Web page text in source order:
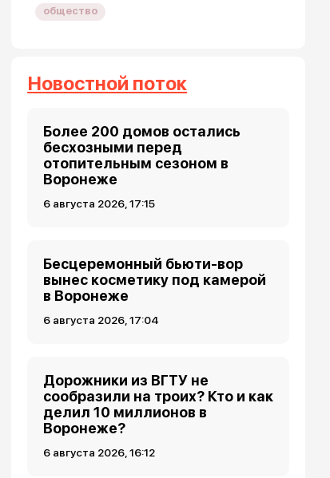
общество
Новостной поток
Более 200 домов остались
бесхозными перед
отопительным сезоном в
Воронеже
6 августа 2026, 17:15
Бесцеремонный бьюти-вор
вынес косметику под камерой
в Воронеже
6 августа 2026, 17:04
Дорожники из ВГТУ не
сообразили на троих? Кто и как
делил 10 миллионов в
Воронеже?
6 августа 2026, 16:12